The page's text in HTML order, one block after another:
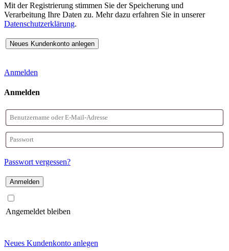
Mit der Registrierung stimmen Sie der Speicherung und
Verarbeitung Ihre Daten zu. Mehr dazu erfahren Sie in unserer
Datenschutzerklärung.
Anmelden
Anmelden
Benutzername
oder
E-
Mail-
Adresse
Passwort
Passwort vergessen?
Angemeldet bleiben
Neues Kundenkonto anlegen